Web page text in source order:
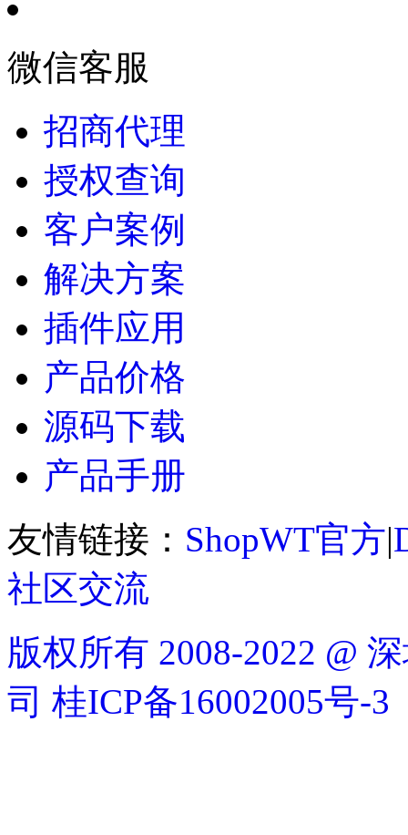
微信客服
招商代理
授权查询
客户案例
解决方案
插件应用
产品价格
源码下载
产品手册
友情链接： ShopWT官方|
社区交流
版权所有 2008-2022 @
司 桂ICP备16002005号-3